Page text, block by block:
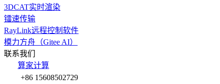
3DCAT实时渲染
镭速传输
RayLink远程控制软件
模力方舟（Gitee AI）
联系我们
算家计算
+86 15608502729